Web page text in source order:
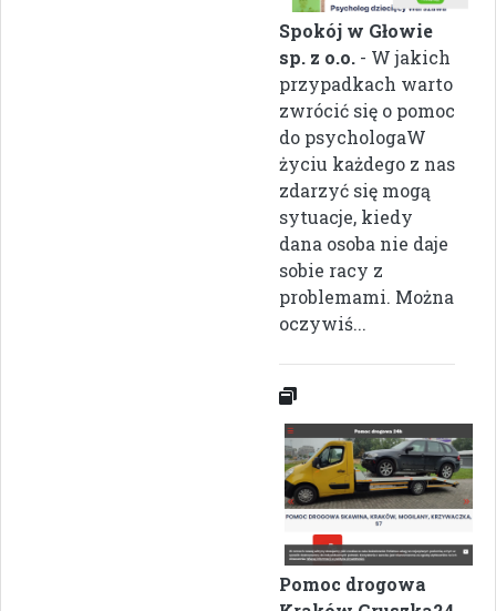
Spokój w Głowie
sp. z o.o. - W jakich
przypadkach warto
zwrócić się o pomoc
do psychologaW
życiu każdego z nas
zdarzyć się mogą
sytuacje, kiedy
dana osoba nie daje
sobie racy z
problemami. Można
oczywiś...
Pomoc drogowa